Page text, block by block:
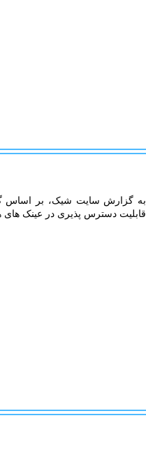
به گزارش سایت شیک، بر اساس
قابلیت دسترس پذیری در عینک